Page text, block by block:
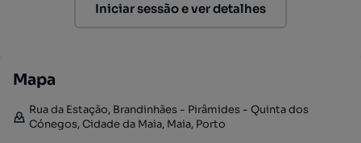
Iniciar sessão e ver detalhes
Mapa
Rua da Estação, Brandinhães - Pirâmides - Quinta dos
Cónegos, Cidade da Maia, Maia, Porto